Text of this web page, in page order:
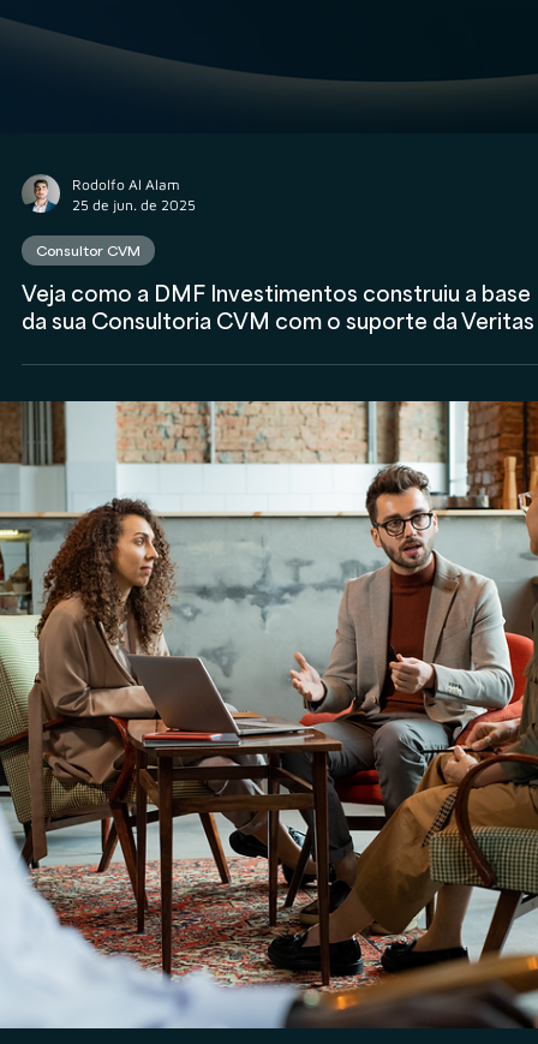
Consultoria CVM: o que mudou com a Resolução
178 e como ela impactou o crescimento da
Rodolfo Al Alam
25 de jun. de 2025